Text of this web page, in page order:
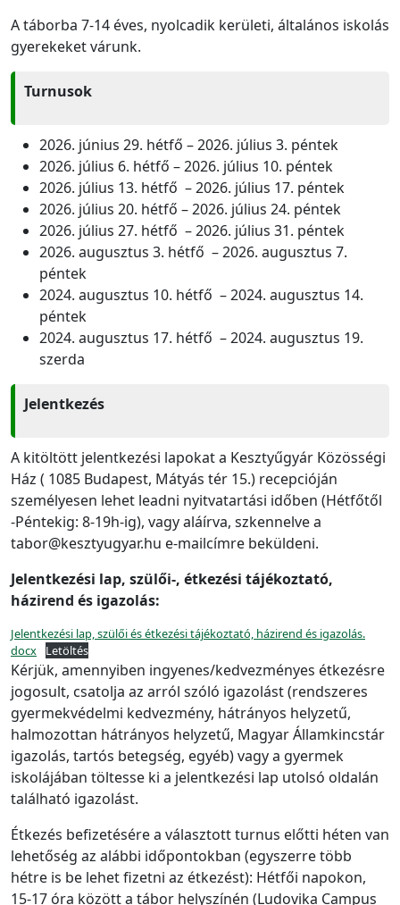
A táborba 7-14 éves, nyolcadik kerületi, általános iskolás
gyerekeket várunk.
Turnusok
2026. június 29. hétfő – 2026. július 3. péntek
2026. július 6. hétfő – 2026. július 10. péntek
2026. július 13. hétfő – 2026. július 17. péntek
2026. július 20. hétfő – 2026. július 24. péntek
2026. július 27. hétfő – 2026. július 31. péntek
2026. augusztus 3. hétfő – 2026. augusztus 7.
péntek
2024. augusztus 10. hétfő – 2024. augusztus 14.
péntek
2024. augusztus 17. hétfő – 2024. augusztus 19.
szerda
Jelentkezés
A kitöltött jelentkezési lapokat a Kesztyűgyár Közösségi
Ház ( 1085 Budapest, Mátyás tér 15.) recepcióján
személyesen lehet leadni nyitvatartási időben (Hétfőtől
-Péntekig: 8-19h-ig), vagy aláírva, szkennelve a
tabor@kesztyugyar.hu e-mailcímre beküldeni.
Jelentkezési lap, szülői-, étkezési tájékoztató,
házirend és igazolás:
Jelentkezési lap, szülői és étkezési tájékoztató, házirend és igazolás.
docx
Letöltés
Kérjük, amennyiben ingyenes/kedvezményes étkezésre
jogosult, csatolja az arról szóló igazolást (rendszeres
gyermekvédelmi kedvezmény, hátrányos helyzetű,
halmozottan hátrányos helyzetű, Magyar Államkincstár
igazolás, tartós betegség, egyéb) vagy a gyermek
iskolájában töltesse ki a jelentkezési lap utolsó oldalán
található igazolást.
Étkezés befizetésére a választott turnus előtti héten van
lehetőség az alábbi időpontokban (egyszerre több
hétre is be lehet fizetni az étkezést): Hétfői napokon,
15-17 óra között a tábor helyszínén (Ludovika Campus